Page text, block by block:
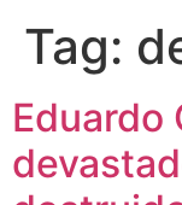
Tag:
Eduardo